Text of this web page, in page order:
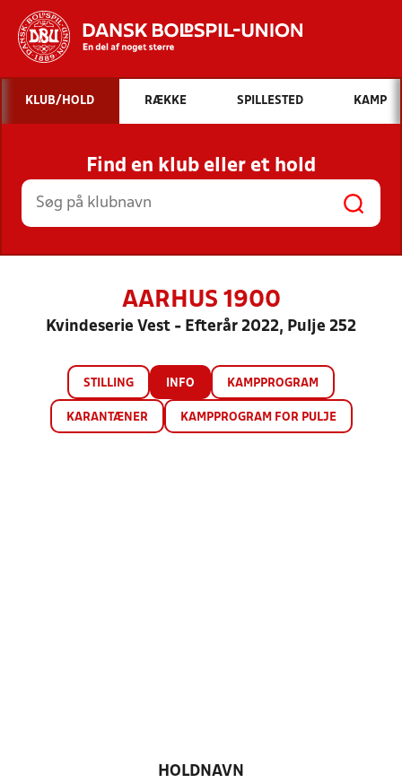
Hvad vil du søge efter?
INDHOLD OG NYHEDER
STILLINGER, RESULTATER, KLUBBER OG
HOLD
KLUB/HOLD RÆKKE SPILLESTED KAMP
Find en klub eller et hold
AARHUS 1900
Kvindeserie Vest - Efterår 2022, Pulje 252
STILLING INFO KAMPPROGRAM
KARANTÆNER KAMPPROGRAM FOR PULJE
HOLDNAVN